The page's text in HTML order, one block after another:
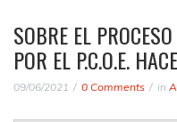
SOBRE EL
POR EL P.C.O.E.
09/06/2021 0 Comments in